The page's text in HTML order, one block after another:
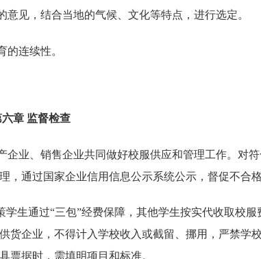
见，结合当地的气候、文化等特点，进行选定。
连续性。
六章监督检查
业、销售企业共同做好校服供应和管理工作。对
通过国家企业信用信息公示系统公示，督促不合
学生通过“三包”经费保障，其他学生按实代收取校
企业，不得计入学校收入或截留、挪用，严禁学
票据时，需填明项目和标准。